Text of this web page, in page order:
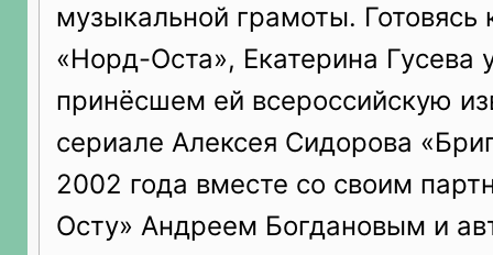
музыкальной грамоты. Готовясь
«Норд-Оста», Екатерина Гусева
принёсшем ей всероссийскую
сериале Алексея Сидорова
2002 года вместе со своим
Осту» Андреем Богдановым и